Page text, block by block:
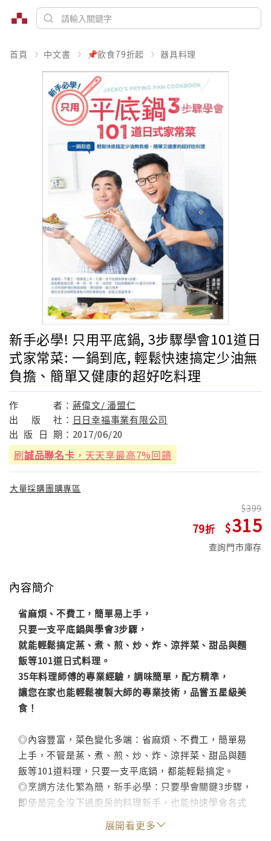
首頁 中文書 📌飲食79折起 器具料理
新手必學! 只用平底鍋, 3步驟學會101道日
式家常菜: 一鍋到底, 輕鬆快速搞定少油無
負擔、簡單又健康的超好吃料理
作 者： 蔣偉文/ 潘盟仁
出
版 社： 日日幸福事業有限公司
出 版 日 期： 2017/06/20
刷誠品聯名卡 ，天天享最高7%回饋
大量採購團購專區
79
399
315
查詢門市庫存
內容簡介
省麻煩、不費工，簡單易上手，
只要一支平底鍋與學會3步驟，
就能輕鬆搞定蒸、煮、煎、炒、炸、涼拌菜、甜品與麵
飯等101道日式料理。
35年料理師傅的專業經驗，調味簡單，配方精準，
讓您在家也能輕鬆複製大師的專業技術，品嘗五星級美
食！
◎內容豐富，菜色變化多端：省麻煩、不費工，簡單易
上手，不管是蒸、煮、煎、炒、炸、涼拌菜、甜品與麵
飯等101道料理，只要一支平底鍋，都能輕鬆搞定。
◎烹調方法化繁為簡，新手必學：只要學會關鍵3步驟，
即使是完全沒下過廚房的料理新手，也能快速學會各式
◎調味簡單，配方精準：35年料理師傅的專業經驗，教
展開看更多